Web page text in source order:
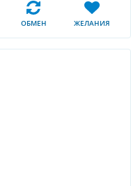
ОБМЕН ЖЕЛАНИЯ